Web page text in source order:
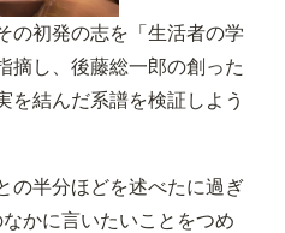
の初発の志を「生活者の学
摘し、後藤総一郎の創った
を結んだ系譜を検証しよう
の半分ほどを述べたに過ぎ
かに言いたいことをつめ